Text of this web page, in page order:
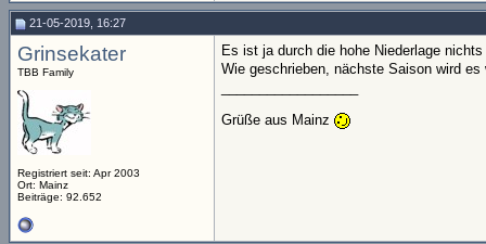
21-05-2019, 16:27
Grinsekater
TBB Family
Registriert seit: Apr 2003
Ort: Mainz
Beiträge: 92.652
Es ist ja durch die hohe Niederlage
Wie geschrieben, nächste Saison wird
Grüße aus Mainz